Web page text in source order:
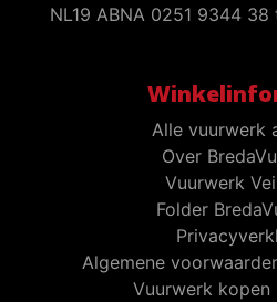
NL19 ABNA 0251 9344 38
Alle vuurwerk
Over
Vuurwerk
Folder
Algemene
Vuurwerk kopen